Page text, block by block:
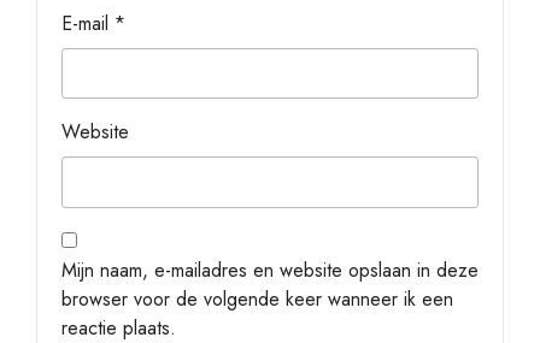
E-mail *
Website
Mijn naam, e-mailadres en website opslaan in deze
browser voor de volgende keer wanneer ik een
reactie plaats.